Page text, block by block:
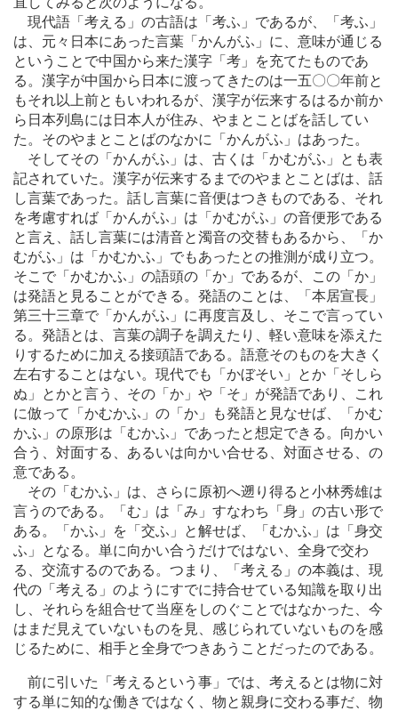
現代語「考える」の古語は「考ふ」であるが、「考ふ」
は、元々日本にあった言葉「かんがふ」に、意味が通じる
ということで中国から来た漢字「考」を充てたものであ
る。漢字が中国から日本に渡ってきたのは一五〇〇年前と
もそれ以上前ともいわれるが、漢字が伝来するはるか前か
ら日本列島には日本人が住み、やまとことばを話してい
た。そのやまとことばのなかに「かんがふ」はあった。
そしてその「かんがふ」は、古くは「かむがふ」とも表
記されていた。漢字が伝来するまでのやまとことばは、話
し言葉であった。話し言葉に音便はつきものである、それ
を考慮すれば「かんがふ」は「かむがふ」の音便形である
と言え、話し言葉には清音と濁音の交替もあるから、「か
むがふ」は「かむかふ」でもあったとの推測が成り立つ。
そこで「かむかふ」の語頭の「か」であるが、この「か」
は発語と見ることができる。発語のことは、「本居宣長」
第三十三章で「かんがふ」に再度言及し、そこで言ってい
る。発語とは、言葉の調子を調えたり、軽い意味を添えた
りするために加える接頭語である。語意そのものを大きく
左右することはない。現代でも「かぼそい」とか「そしら
ぬ」とかと言う、その「か」や「そ」が発語であり、これ
に倣って「かむかふ」の「か」も発語と見なせば、「かむ
かふ」の原形は「むかふ」であったと想定できる。向かい
合う、対面する、あるいは向かい合せる、対面させる、の
意である。
その「むかふ」は、さらに原初へ遡り得ると小林秀雄は
言うのである。「む」は「み」すなわち「身」の古い形で
ある。「かふ」を「交ふ」と解せば、「むかふ」は「身交
ふ」となる。単に向かい合うだけではない、全身で交わ
る、交流するのである。つまり、「考える」の本義は、現
代の「考える」のようにすでに持合せている知識を取り出
し、それらを組合せて当座をしのぐことではなかった、今
はまだ見えていないものを見、感じられていないものを感
じるために、相手と全身でつきあうことだったのである。
前に引いた「考えるという事」では、考えるとは物に対
する単に知的な働きではなく、物と親身に交わる事だ、物